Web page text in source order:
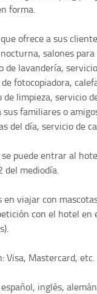
forma.
ofrece a sus
salones
de lavandería,
fotocopiadora,
limpieza, servicio
familiares o
del día, servicio de
puede entrar al
del mediodía.
viajar con
con el hotel
Visa, Mastercard, etc.
inglés,